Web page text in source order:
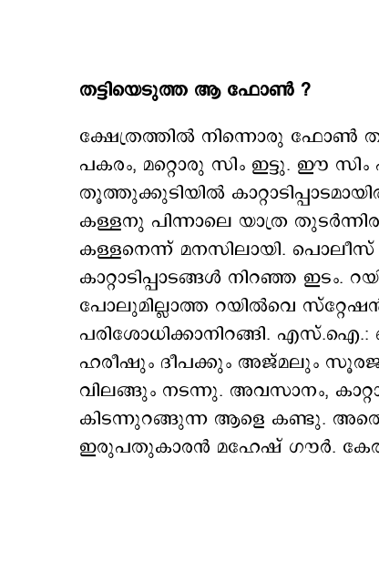
തട്ടിയെടുത്ത ആ ഫോണ്‍ ?
​ക്ഷേത്രത്തില്‍ നിന്നൊരു ഫോണ്‍
പകരം, മറ്റൊരു സിം ഇട്ടു. ഈ സിം
തൂത്തുക്കുടിയില്‍
കള്ളനു പിന്നാലെ യാത്ര
കള്ളനെന്ന് മനസിലായി. പൊലീസ്
കാറ്റാടിപ്പാടങ്ങള്‍ നിറഞ്ഞ
പോലുമില്ലാത്ത റയില്‍വെ സ്റ്റേഷന്‍.
പരിശോധിക്കാനിറങ്ങി.
ഹരീഷും ദീപക്കും അജ്മലും
വിലങ്ങും നടന്നു. അവസാനം,
കിടന്നുറങ്ങുന്ന ആളെ കണ്ടു.
ഇരുപതുകാരന്‍ മഹേഷ് ഗൗര്‍.